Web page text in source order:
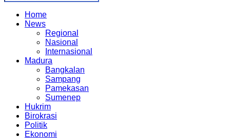
Home
News
Regional
Nasional
Internasional
Madura
Bangkalan
Sampang
Pamekasan
Sumenep
Hukrim
Birokrasi
Politik
Ekonomi